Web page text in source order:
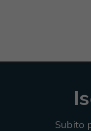
Subito